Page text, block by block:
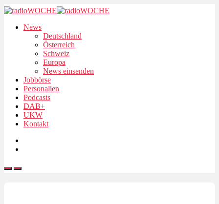
News
Deutschland
Österreich
Schweiz
Europa
News einsenden
Jobbörse
Personalien
Podcasts
DAB+
UKW
Kontakt